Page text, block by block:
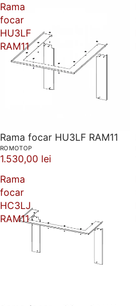
Rama
focar
HU3LF
RAM11
Rama focar HU3LF RAM11
ROMOTOP
1.530,00 lei
Rama
focar
HC3LJ
RAM11